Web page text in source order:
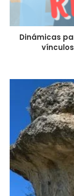
Dinámicas